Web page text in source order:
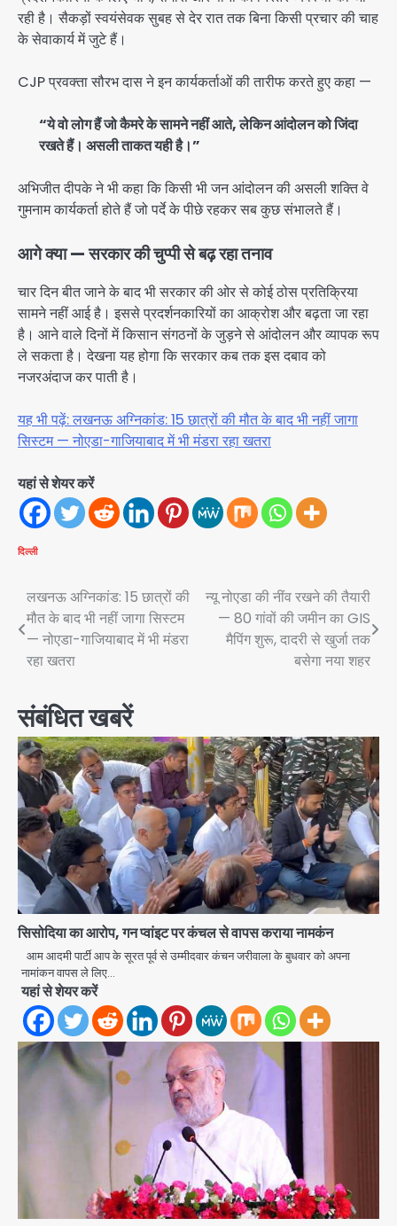
रही है। सैकड़ों स्वयंसेवक सुबह से देर रात तक बिना किसी प्रचार की चाह
के सेवाकार्य में जुटे हैं।
CJP प्रवक्ता सौरभ दास ने इन कार्यकर्ताओं की तारीफ करते हुए कहा —
“ये वो लोग हैं जो कैमरे के सामने नहीं आते, लेकिन आंदोलन को जिंदा
रखते हैं। असली ताकत यही है।”
अभिजीत दीपके ने भी कहा कि किसी भी जन आंदोलन की असली शक्ति वे
गुमनाम कार्यकर्ता होते हैं जो पर्दे के पीछे रहकर सब कुछ संभालते हैं।
आगे क्या — सरकार की चुप्पी से बढ़ रहा तनाव
चार दिन बीत जाने के बाद भी सरकार की ओर से कोई ठोस प्रतिक्रिया
सामने नहीं आई है। इससे प्रदर्शनकारियों का आक्रोश और बढ़ता जा रहा
है। आने वाले दिनों में किसान संगठनों के जुड़ने से आंदोलन और व्यापक रूप
ले सकता है। देखना यह होगा कि सरकार कब तक इस दबाव को
नजरअंदाज कर पाती है।
यह भी पढ़ें: लखनऊ अग्निकांड: 15 छात्रों की मौत के बाद भी नहीं जागा
सिस्टम — नोएडा-गाजियाबाद में भी मंडरा रहा खतरा
यहां से शेयर करें
दिल्ली
Post
navigation
लखनऊ अग्निकांड: 15 छात्रों की
मौत के बाद भी नहीं जागा सिस्टम
— नोएडा-गाजियाबाद में भी मंडरा
रहा खतरा
न्यू नोएडा की नींव रखने की तैयारी
— 80 गांवों की जमीन का GIS
मैपिंग शुरू, दादरी से खुर्जा तक
बसेगा नया शहर
संबंधित खबरें
सिसोदिया का आरोप, गन प्वांइट पर कंचल से वापस कराया नामकंन
आम आदमी पार्टी आप के सूरत पूर्व से उम्मीदवार कंचन जरीवाला के बुधवार को अपना
नामांकन वापस ले लिए…
यहां से शेयर करें